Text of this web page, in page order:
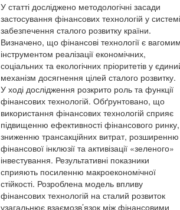
У статті досліджено методологічні засади
застосування фінансових технологій у системі
забезпечення сталого розвитку країни.
Визначено, що фінансові технології є
інструментом реалізації економічних,
соціальних та екологічних пріоритетів у
механізм досягнення цілей сталого розвитку.
У ході дослідження розкрито роль та функції
фінансових технологій. Обґрунтовано, що
використання фінансових технологій сприяє
підвищенню ефективності фінансового ринку,
зниженню трансакційних витрат, розширенню
фінансової інклюзії та активізації «зеленого»
інвестування. Результативні показники
сприяють посиленню макроекономічної
стійкості. Розроблена модель впливу
фінансових технологій на сталий розвиток
узагальнює взаємозв’язок між фінансовими